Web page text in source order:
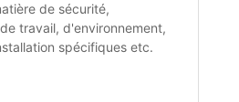
de sécurité,
travail, d'environnement,
spécifiques etc.